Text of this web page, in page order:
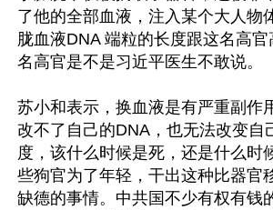
了他的全部血液，注入某个大人物
胧血液DNA 端粒的长度跟这名高
名高官是不是习近平医生不敢说。
苏小和表示，换血液是有严重副作
改不了自己的DNA，也无法改变自
度，该什么时候是死，还是什么时
些狗官为了年轻，干出这种比器官
缺德的事情。中共国不少有权有钱